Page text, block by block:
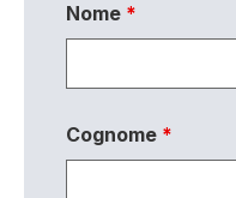
Nome *
Cognome *